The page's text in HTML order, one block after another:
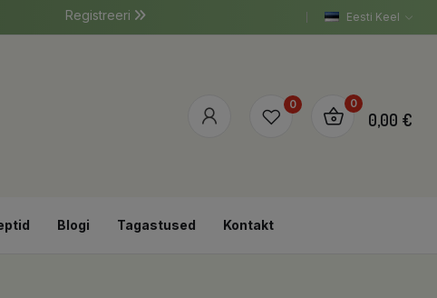
Eesti Keel
Registreeri
0 0
0,00 €
Blogi Tagastused Kontakt